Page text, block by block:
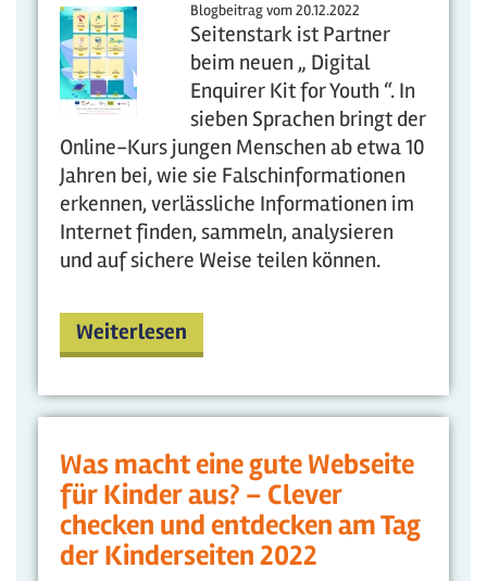
Blogbeitrag vom20.12.2022
Seitenstark ist Partner
beim neuen „ Digital
Enquirer Kit for Youth “. In
sieben Sprachen bringt der
Online-Kurs jungen Menschen ab etwa 10
Jahren bei, wie sie Falschinformationen
erkennen, verlässliche Informationen im
Internet finden, sammeln, analysieren
und auf sichere Weise teilen können.
Weiterlesen
Was macht eine gute Webseite
für Kinder aus? – Clever
checken und entdecken am Tag
der Kinderseiten 2022